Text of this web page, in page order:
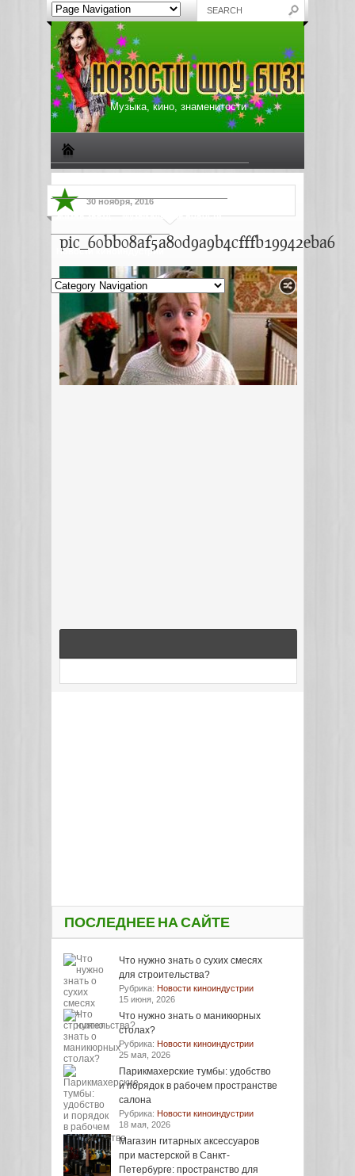
Музыка, кино, знаменитости
Жизнь звезд Музыкальные новости
Новости киноиндустрии
30 ноября, 2016
pic_60bb08af5a80d9a9b4cfffb19942eba6
ПОСЛЕДНЕЕ НА САЙТЕ
Что нужно знать о сухих смесях
для строительства?
Рубрика: Новости киноиндустрии
15 июня, 2026
Что нужно знать о маникюрных
столах?
Рубрика: Новости киноиндустрии
25 мая, 2026
Парикмахерские тумбы: удобство
и порядок в рабочем пространстве
салона
Рубрика: Новости киноиндустрии
18 мая, 2026
Магазин гитарных аксессуаров
при мастерской в Санкт-
Петербурге: пространство для